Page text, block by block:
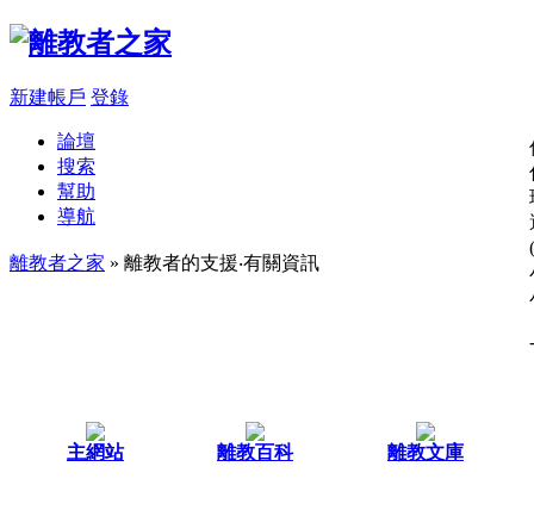
新建帳戶 登錄
論壇
搜索
幫助
導航
離教者之家 » 離教者的支援‧有關資訊
主網站 離教百科 離教文庫